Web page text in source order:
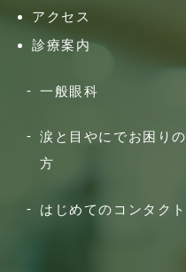
アクセス
診療案内
一般眼科
涙と目やにでお困りの
方
はじめてのコンタクト